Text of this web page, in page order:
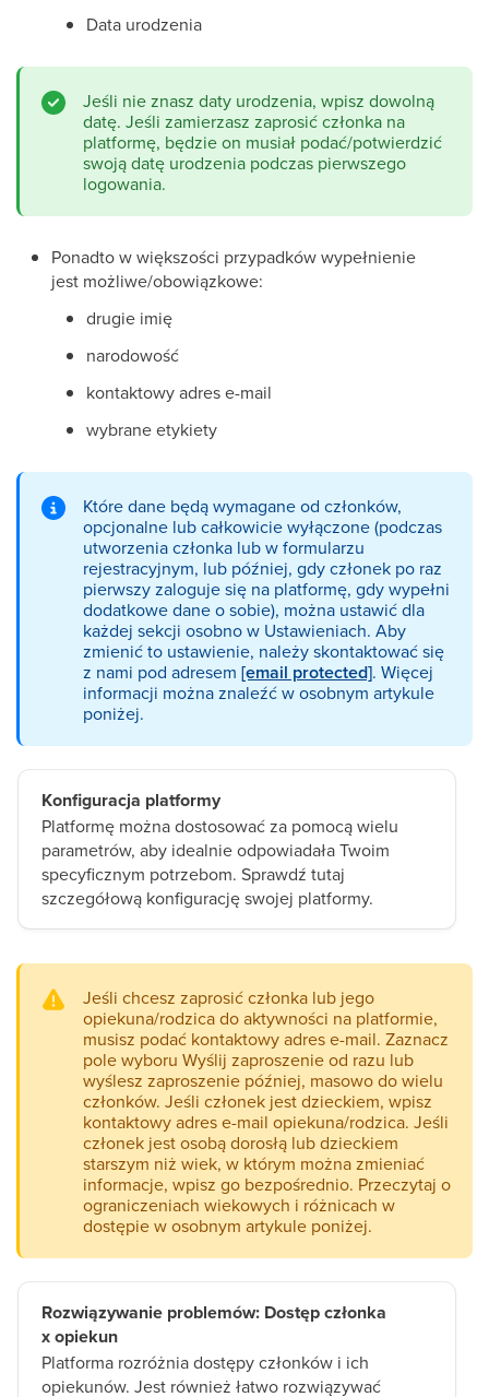
Data urodzenia
Jeśli nie znasz daty urodzenia, wpisz dowolną
datę. Jeśli zamierzasz zaprosić członka na
platformę, będzie on musiał podać/potwierdzić
swoją datę urodzenia podczas pierwszego
logowania.
Ponadto w większości przypadków wypełnienie
jest możliwe/obowiązkowe:
drugie imię
narodowość
kontaktowy adres e-mail
wybrane etykiety
Które dane będą wymagane od członków,
opcjonalne lub całkowicie wyłączone (podczas
utworzenia członka lub w formularzu
rejestracyjnym, lub później, gdy członek po raz
pierwszy zaloguje się na platformę, gdy wypełni
dodatkowe dane o sobie), można ustawić dla
każdej sekcji osobno w Ustawieniach. Aby
zmienić to ustawienie, należy skontaktować się
z nami pod adresem [email protected]. Więcej
informacji można znaleźć w osobnym artykule
poniżej.
Konfiguracja platformy
Platformę można dostosować za pomocą wielu
parametrów, aby idealnie odpowiadała Twoim
specyficznym potrzebom. Sprawdź tutaj
szczegółową konfigurację swojej platformy.
Jeśli chcesz zaprosić członka lub jego
opiekuna/rodzica do aktywności na platformie,
musisz podać kontaktowy adres e-mail. Zaznacz
pole wyboru Wyślij zaproszenie od razu lub
wyślesz zaproszenie później, masowo do wielu
członków. Jeśli członek jest dzieckiem, wpisz
kontaktowy adres e-mail opiekuna/rodzica. Jeśli
członek jest osobą dorosłą lub dzieckiem
starszym niż wiek, w którym można zmieniać
informacje, wpisz go bezpośrednio. Przeczytaj o
ograniczeniach wiekowych i różnicach w
dostępie w osobnym artykule poniżej.
Rozwiązywanie problemów: Dostęp członka
x opiekun
Platforma rozróżnia dostępy członków i ich
opiekunów. Jest również łatwo rozwiązywać